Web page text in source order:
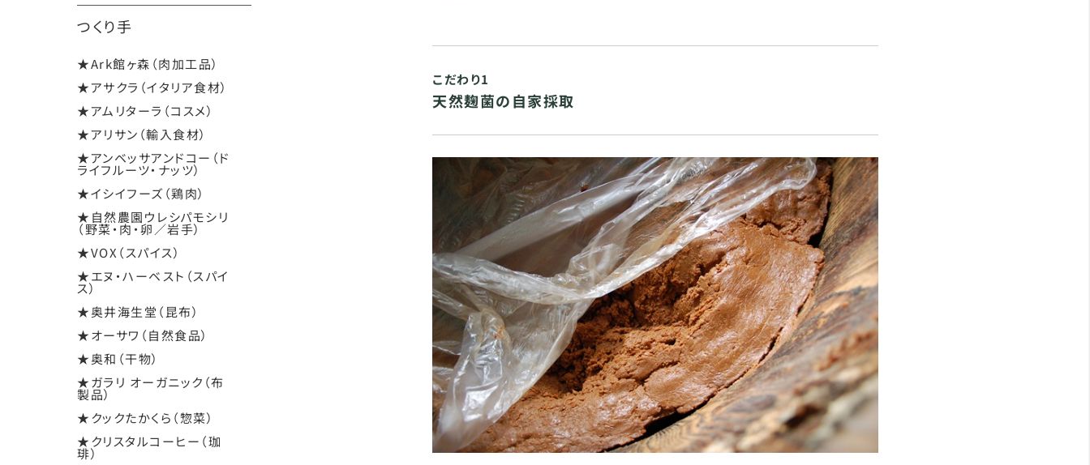
つくり手
★Ark館ヶ森（肉加工品）
★アサクラ（イタリア食材）
★アムリターラ（コスメ）
★アリサン（輸入食材）
★アンベッサアンドコー（ド
ライフルーツ・ナッツ）
★イシイフーズ（鶏肉）
★自然農園ウレシパモシリ
（野菜・肉・卵／岩手）
★VOX（スパイス）
★エヌ・ハーベスト（スパイ
ス）
★奥井海生堂（昆布）
★オーサワ（自然食品）
★奥和（干物）
★ガラリ オーガニック（布
製品）
★クックたかくら（惣菜）
★クリスタルコーヒー（珈
琲）
こだわり1
天然麹菌の自家採取